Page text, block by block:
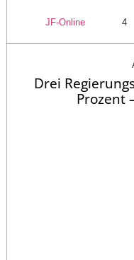
JF-Online 4
Drei
Prozent